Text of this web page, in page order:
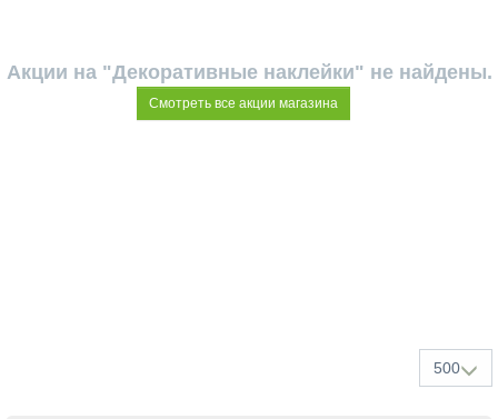
Акции на "Декоративные наклейки" не найдены.
Смотреть все акции магазина
500